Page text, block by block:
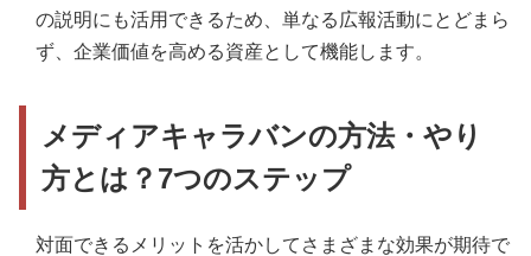
の説明にも活用できるため、単なる広報活動にとどまら
ず、企業価値を高める資産として機能します。
メディアキャラバンの方法・やり
方とは？7つのステップ
対面できるメリットを活かしてさまざまな効果が期待で